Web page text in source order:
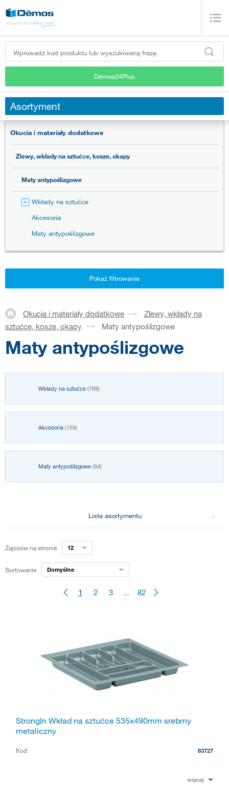
Démos24Plus
Asortyment
Okucia i materiały dodatkowe
Zlewy, wkłady na sztućce, kosze, okapy
Maty antypoślizgowe
Wkłady na sztućce
Akcesoria
Maty antypoślizgowe
Pokaż filtrowanie
Okucia i materiały dodatkowe
Zlewy, wkłady na
sztućce, kosze, okapy
Maty antypoślizgowe
Maty antypoślizgowe
Wkłady na sztućce (769)
Akcesoria (159)
Maty antypoślizgowe (64)
Lista asortymentu
Zapisów na stronie 12
Sortowanie Domyślne
1 2 3 ... 82
StrongIn Wkład na sztućce 535x490mm srebrny
metaliczny
Kod 83727
więcej